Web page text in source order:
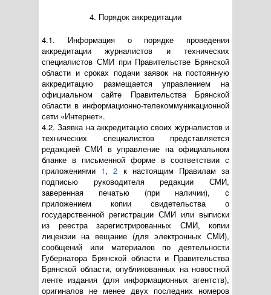
4. Порядок аккредитации
4.1. Информация о порядке проведения
аккредитации журналистов и технических
специалистов СМИ при Правительстве Брянской
области и сроках подачи заявок на постоянную
аккредитацию размещается управлением на
официальном сайте Правительства Брянской
области в информационно-телекоммуникационной
сети «Интернет».
4.2. Заявка на аккредитацию своих журналистов и
технических специалистов представляется
редакцией СМИ в управление на официальном
бланке в письменной форме в соответствии с
приложениями 1,2 к настоящим Правилам за
подписью руководителя редакции СМИ,
заверенная печатью (при наличии), с
приложением копии свидетельства о
государственной регистрации СМИ или выписки
из реестра зарегистрированных СМИ, копии
лицензии на вещание (для электронных СМИ),
сообщений или материалов по деятельности
Губернатора Брянской области и Правительства
Брянской области, опубликованных на новостной
ленте издания (для информационных агентств),
оригиналов не менее двух последних номеров